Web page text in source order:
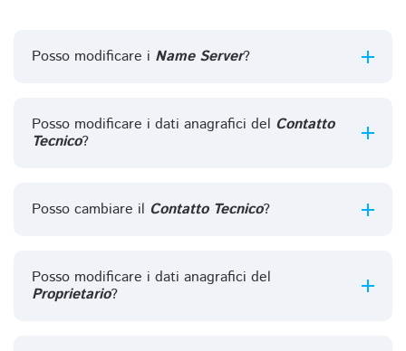
Posso modificare i Name Server?
Posso modificare i dati anagrafici del Contatto
Tecnico?
Posso cambiare il Contatto Tecnico?
Posso modificare i dati anagrafici del
Proprietario?